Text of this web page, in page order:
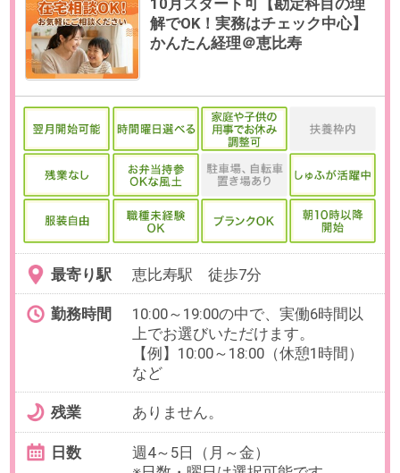
勤務時間
10:00～19:00（休憩60分／実働8時
間）
残業 ありません。
日数
週5日（月～金）
※お休み相談も柔軟にご対応いただ
けます。
初日はPCの受け取りのため出社、
それ以降は基本リモート勤務が可
能です。
2026/09/01～長期
※8月・お盆休み明け・9月開始の相
談も可能です。
給与 時給2,200円 （通勤手当相当額含
む）
必要経験 【必須】金融、経営などビジネス
系または、BtoB向けSEOライティ
ング経験、納品先との折衝経験
【必須】Word（履歴コメント機
能）、Excel（基本的な関数）